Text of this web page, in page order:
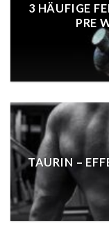
3 HÄUFIGE
PRE
TAURIN –